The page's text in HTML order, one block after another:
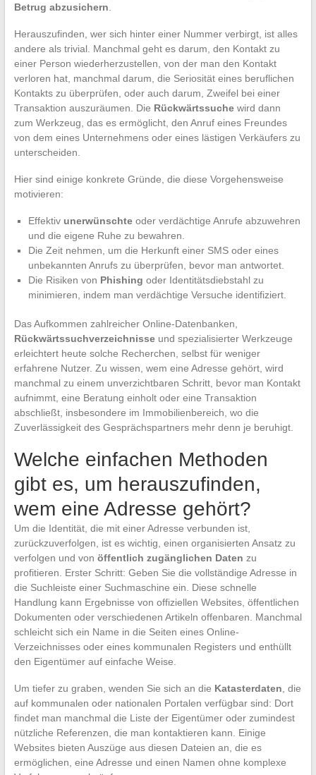
Betrug abzusichern
Herauszufinden, wer sich hinter einer Nummer verbirgt, ist alles
andere als trivial. Manchmal geht es darum, den Kontakt zu
einer Person wiederherzustellen, von der man den Kontakt
verloren hat, manchmal darum, die Seriosität eines beruflichen
Kontakts zu überprüfen, oder auch darum, Zweifel bei einer
Transaktion auszuräumen. Die Rückwärtssuchewird dann
zum Werkzeug, das es ermöglicht, den Anruf eines Freundes
von dem eines Unternehmens oder eines lästigen Verkäufers zu
unterscheiden.
Hier sind einige konkrete Gründe, die diese Vorgehensweise
motivieren:
Effektiv unerwünschteoder verdächtige Anrufe abzuwehren
und die eigene Ruhe zu bewahren.
Die Zeit nehmen, um die Herkunft einer SMS oder eines
unbekannten Anrufs zu überprüfen, bevor man antwortet.
Die Risiken von Phishing oder Identitätsdiebstahl zu
minimieren, indem man verdächtige Versuche identifiziert.
Das Aufkommen zahlreicher Online-Datenbanken,
Rückwärtssuchverzeichnisseund spezialisierter Werkzeuge
erleichtert heute solche Recherchen, selbst für weniger
erfahrene Nutzer. Zu wissen, wem eine Adresse gehört, wird
manchmal zu einem unverzichtbaren Schritt, bevor man Kontakt
aufnimmt, eine Beratung einholt oder eine Transaktion
abschließt, insbesondere im Immobilienbereich, wo die
Zuverlässigkeit des Gesprächspartners mehr denn je beruhigt.
Welche einfachen Methoden
gibt es, um herauszufinden,
wem eine Adresse gehört?
Um die Identität, die mit einer Adresse verbunden ist,
zurückzuverfolgen, ist es wichtig, einen organisierten Ansatz zu
verfolgen und von öffentlich zugänglichen Daten zu
profitieren. Erster Schritt: Geben Sie die vollständige Adresse in
die Suchleiste einer Suchmaschine ein. Diese schnelle
Handlung kann Ergebnisse von offiziellen Websites, öffentlichen
Dokumenten oder verschiedenen Artikeln offenbaren. Manchmal
schleicht sich ein Name in die Seiten eines Online-
Verzeichnisses oder eines kommunalen Registers und enthüllt
den Eigentümer auf einfache Weise.
Um tiefer zu graben, wenden Sie sich an die Katasterdaten , die
auf kommunalen oder nationalen Portalen verfügbar sind: Dort
findet man manchmal die Liste der Eigentümer oder zumindest
nützliche Referenzen, die man kontaktieren kann. Einige
Websites bieten Auszüge aus diesen Dateien an, die es
ermöglichen, eine Adresse und einen Namen ohne komplexe